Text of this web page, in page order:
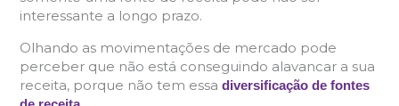
interessante a longo prazo.
Olhando as movimentações de mercado pode
perceber que não está conseguindo alavancar a sua
receita, porque não tem essa diversificação de fontes